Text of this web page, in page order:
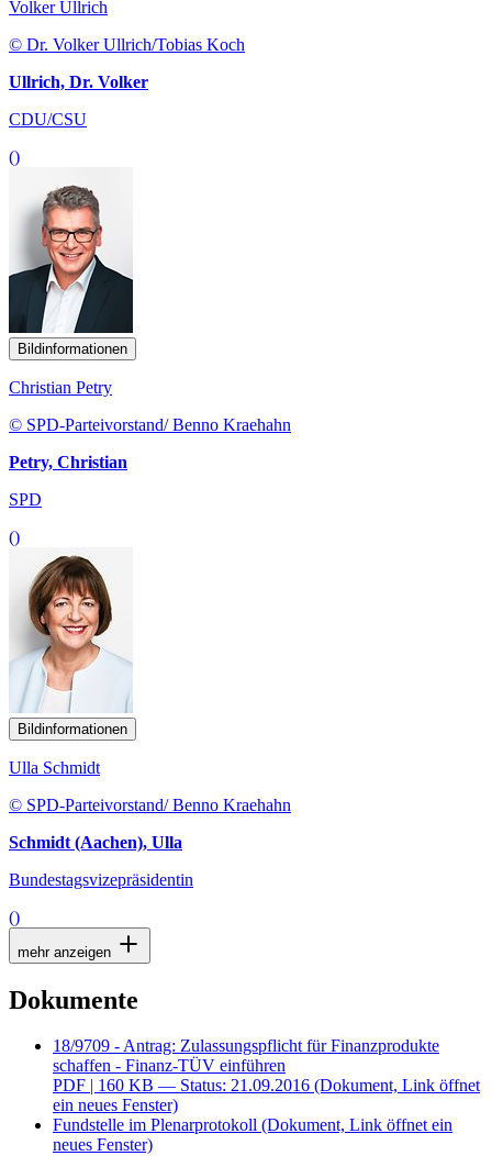
Volker Ullrich
© Dr. Volker Ullrich/Tobias Koch
Ullrich, Dr. Volker
CDU/CSU
()
Bildinformationen
Christian Petry
© SPD-Parteivorstand/ Benno Kraehahn
Petry, Christian
SPD
()
Bildinformationen
Ulla Schmidt
© SPD-Parteivorstand/ Benno Kraehahn
Schmidt (Aachen), Ulla
Bundestagsvizepräsidentin
()
mehr anzeigen
Dokumente
18/9709 - Antrag: Zulassungspflicht für Finanzprodukte
schaffen - Finanz-TÜV einführen
PDF | 160 KB — Status: 21.09.2016 (Dokument, Link öffnet
ein neues Fenster)
Fundstelle im Plenarprotokoll (Dokument, Link öffnet ein
neues Fenster)